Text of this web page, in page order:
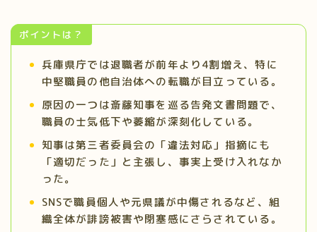
ポイントは？
兵庫県庁では退職者が前年より4割増え、特に
中堅職員の他自治体への転職が目立っている。
原因の一つは斎藤知事を巡る告発文書問題で、
職員の士気低下や萎縮が深刻化している。
知事は第三者委員会の「違法対応」指摘にも
「適切だった」と主張し、事実上受け入れなか
った。
SNSで職員個人や元県議が中傷されるなど、組
織全体が誹謗被害や閉塞感にさらされている。